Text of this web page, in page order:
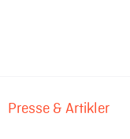
Presse & Artikler